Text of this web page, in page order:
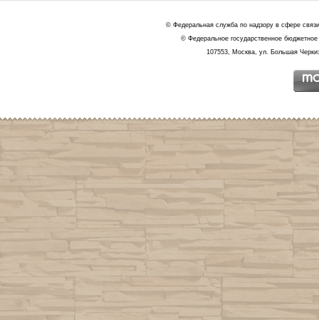
© Федеральная служба по надзору в сфере
© Федеральное государственное
107553, Москва, ул. Большая